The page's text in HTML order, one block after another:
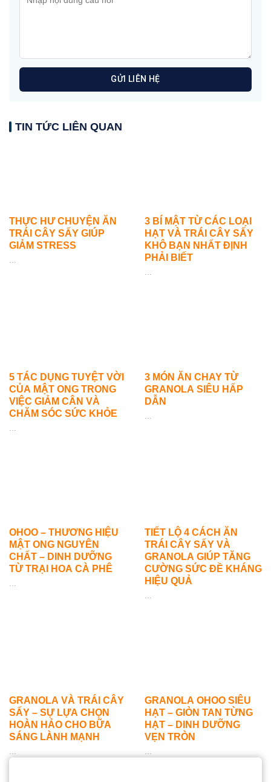
TIN TỨC LIÊN QUAN
THỰC HƯ CHUYỆN ĂN
TRÁI CÂY SẤY GIÚP
GIẢM STRESS
...
3 BÍ MẬT TỪ CÁC LOẠI
HẠT VÀ TRÁI CÂY SẤY
KHÔ BẠN NHẤT ĐỊNH
PHẢI BIẾT
...
5 TÁC DỤNG TUYỆT VỜI
CỦA MẬT ONG TRONG
VIỆC GIẢM CÂN VÀ
CHĂM SÓC SỨC KHỎE
3 MÓN ĂN CHAY TỪ
GRANOLA SIÊU HẤP
DẪN
OHOO – THƯƠNG HIỆU
MẬT ONG NGUYÊN
CHẤT – DINH DƯỠNG
TỪ TRẠI HOA CÀ PHÊ
...
TIẾT LỘ 4 CÁCH ĂN
TRÁI CÂY SẤY VÀ
GRANOLA GIÚP TĂNG
CƯỜNG SỨC ĐỀ KHÁNG
HIỆU QUẢ
...
GRANOLA VÀ TRÁI CÂY
SẤY – SỰ LỰA CHỌN
HOÀN HẢO CHO BỮA
SÁNG LÀNH MẠNH
GRANOLA OHOO SIÊU
HẠT – GIÒN TAN TỪNG
HẠT – DINH DƯỠNG
VẸN TRÒN